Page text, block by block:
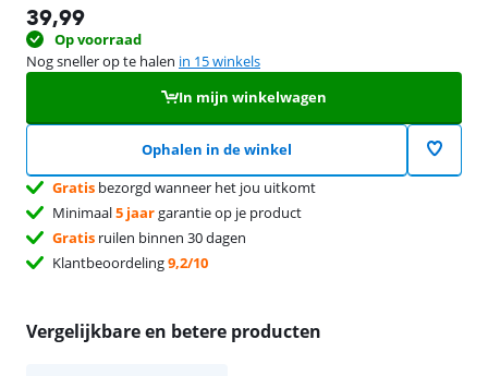
39,99
Op voorraad
Nog sneller op te halen in 15 winkels
In mijn winkelwagen
Ophalen in de winkel
Gratis bezorgd wanneer het jou uitkomt
Minimaal5 jaargarantie op je product
Gratis ruilen binnen 30 dagen
Klantbeoordeling9,2/10
Vergelijkbare en betere producten